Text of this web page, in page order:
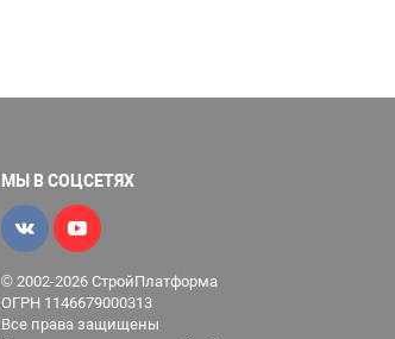
МЫ В СОЦСЕТЯХ
© 2002-2026 СтройПлатформа
ОГРН 1146679000313
Все права защищены